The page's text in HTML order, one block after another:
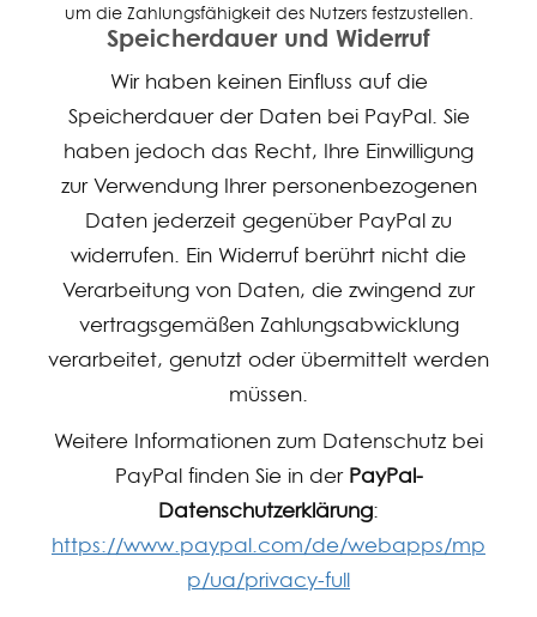
um die Zahlungsfähigkeit des Nutzers festzustellen.
Speicherdauer und Widerruf
Wir haben keinen Einfluss auf die
Speicherdauer der Daten bei PayPal. Sie
haben jedoch das Recht, Ihre Einwilligung
zur Verwendung Ihrer personenbezogenen
Daten jederzeit gegenüber PayPal zu
widerrufen. Ein Widerruf berührt nicht die
Verarbeitung von Daten, die zwingend zur
vertragsgemäßen Zahlungsabwicklung
verarbeitet, genutzt oder übermittelt werden
müssen.
Weitere Informationen zum Datenschutz bei
PayPal finden Sie in der PayPal-
Datenschutzerklärung:
https://www.paypal.com/de/webapps/mp
p/ua/privacy-full